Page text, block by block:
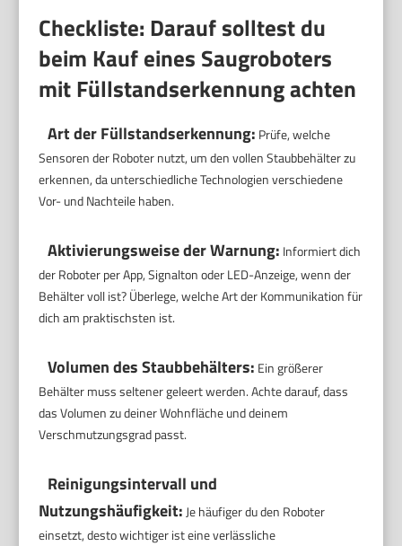
Checkliste: Darauf solltest du
beim Kauf eines Saugroboters
mit Füllstandserkennung achten
Art der Füllstandserkennung: Prüfe, welche
Sensoren der Roboter nutzt, um den vollen Staubbehälter zu
erkennen, da unterschiedliche Technologien verschiedene
Vor- und Nachteile haben.
Aktivierungsweise der Warnung: Informiert dich
der Roboter per App, Signalton oder LED-Anzeige, wenn der
Behälter voll ist? Überlege, welche Art der Kommunikation für
dich am praktischsten ist.
Volumen des Staubbehälters: Ein größerer
Behälter muss seltener geleert werden. Achte darauf, dass
das Volumen zu deiner Wohnfläche und deinem
Verschmutzungsgrad passt.
Reinigungsintervall und
Nutzungshäufigkeit: Je häufiger du den Roboter
einsetzt, desto wichtiger ist eine verlässliche